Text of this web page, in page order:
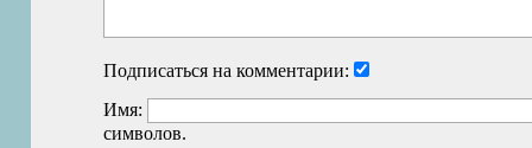
Подписаться на комментарии:
Имя:
символов.